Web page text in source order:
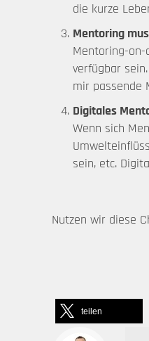
die kurze
Mentoring
Mentoring-
verfügbar
mir passende
Digitales
Wenn sich
sein, etc.
Nutzen wir diese
teilen